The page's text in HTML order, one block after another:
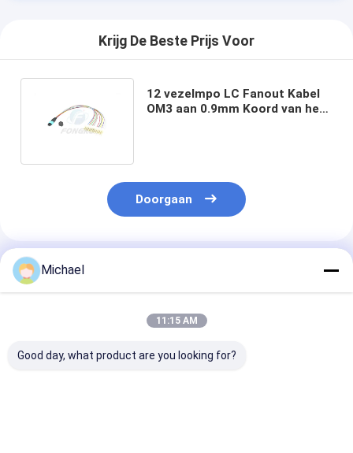
Krijg De Beste Prijs Voor
12 vezelmpo LC Fanout Kabel
OM3 aan 0.9mm Koord van het
Doorgaan
Geadviseerde Producten
Michael
11:15 AM
Good day, what product are you looking for?